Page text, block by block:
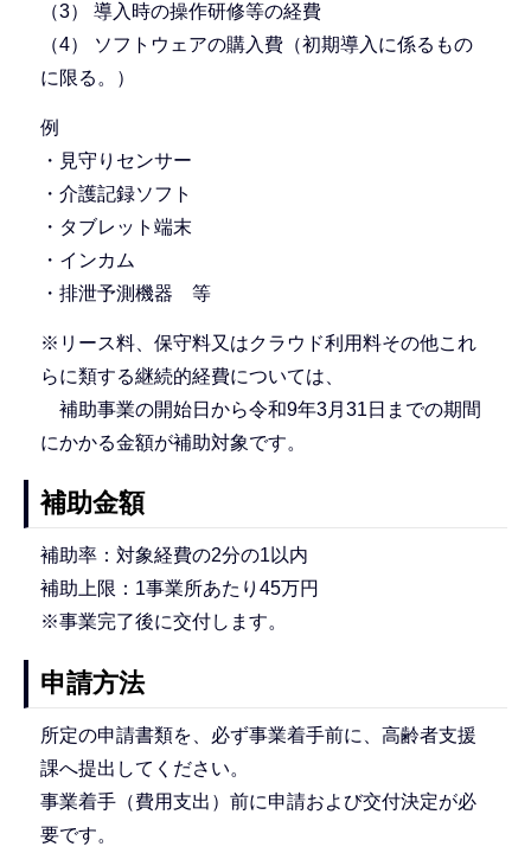
（3） 導入時の操作研修等の経費
（4） ソフトウェアの購入費（初期導入に係るもの
に限る。）
例
・見守りセンサー
・介護記録ソフト
・タブレット端末
・インカム
・排泄予測機器 等
※リース料、保守料又はクラウド利用料その他これ
らに類する継続的経費については、
補助事業の開始日から令和9年3月31日までの期間
にかかる金額が補助対象です。
補助金額
補助率：対象経費の2分の1以内
補助上限：1事業所あたり45万円
※事業完了後に交付します。
申請方法
所定の申請書類を、必ず事業着手前に、高齢者支援
課へ提出してください。
事業着手（費用支出）前に申請および交付決定が必
要です。